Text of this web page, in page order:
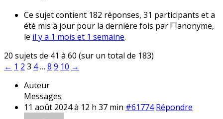
Ce sujet contient 182 réponses, 31 participants et a
été mis à jour pour la dernière fois par
anonyme,
le il y a 1 mois et 1 semaine.
20 sujets de 41 à 60 (sur un total de 183)
← 1 2 3 4… 8 9 10 →
Auteur
Messages
11 août 2024 à 12 h 37 min #61774 Répondre